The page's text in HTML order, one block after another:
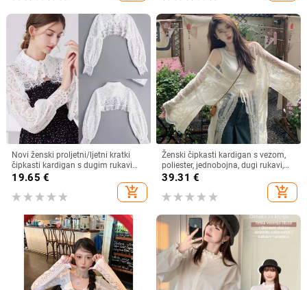
Novi ženski proljetni/ljetni kratki
čipkasti kardigan s dugim rukavima
i lažnim ovratnikom, otporan na
19.65 €
add_shopping_cart
Ženski čipkasti kardigan s vezom,
poliester, jednobojna, dugi rukavi,
dugi kroj
39.31 €
add_shopping_cart